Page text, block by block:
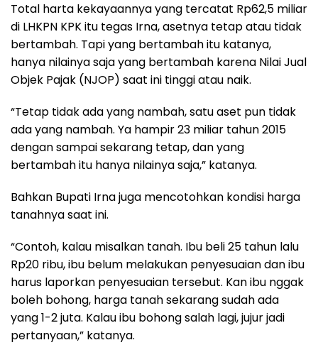
Total harta kekayaannya yang tercatat Rp62,5 miliar
di LHKPN KPK itu tegas Irna, asetnya tetap atau tidak
bertambah. Tapi yang bertambah itu katanya,
hanya nilainya saja yang bertambah karena Nilai Jual
Objek Pajak (NJOP) saat ini tinggi atau naik.
“Tetap tidak ada yang nambah, satu aset pun tidak
ada yang nambah. Ya hampir 23 miliar tahun 2015
dengan sampai sekarang tetap, dan yang
bertambah itu hanya nilainya saja,” katanya.
Bahkan Bupati Irna juga mencotohkan kondisi harga
tanahnya saat ini.
“Contoh, kalau misalkan tanah. Ibu beli 25 tahun lalu
Rp20 ribu, ibu belum melakukan penyesuaian dan ibu
harus laporkan penyesuaian tersebut. Kan ibu nggak
boleh bohong, harga tanah sekarang sudah ada
yang 1-2 juta. Kalau ibu bohong salah lagi, jujur jadi
pertanyaan,” katanya.